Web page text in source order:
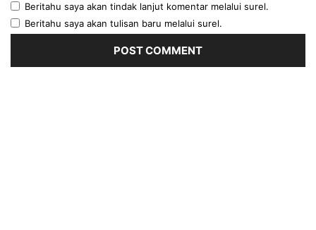
Beritahu saya akan tindak lanjut komentar melalui surel.
Beritahu saya akan tulisan baru melalui surel.